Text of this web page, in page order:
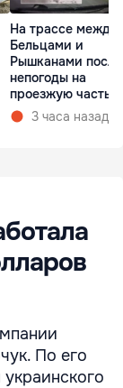
На трассе между
Бельцами и
Рышканами после
непогоды на
проезжую часть
упали деревья
3 часа назад
По его